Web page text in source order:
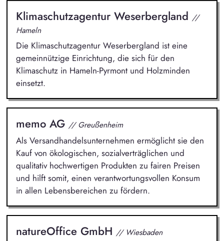
Klimaschutzagentur Weserbergland //
Hameln
Die Klimaschutzagentur Weserbergland ist eine
gemeinnützige Einrichtung, die sich für den
Klimaschutz in Hameln-Pyrmont und Holzminden
einsetzt.
memo AG // Greußenheim
Als Versandhandelsunternehmen ermöglicht sie den
Kauf von ökologischen, sozialverträglichen und
qualitativ hochwertigen Produkten zu fairen Preisen
und hilft somit, einen verantwortungsvollen Konsum
in allen Lebensbereichen zu fördern.
natureOffice GmbH // Wiesbaden